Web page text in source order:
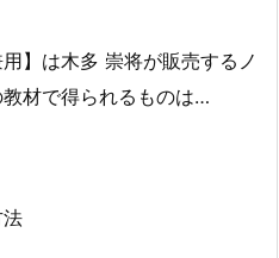
】は木多 崇将が販売するノ
材で得られるものは…